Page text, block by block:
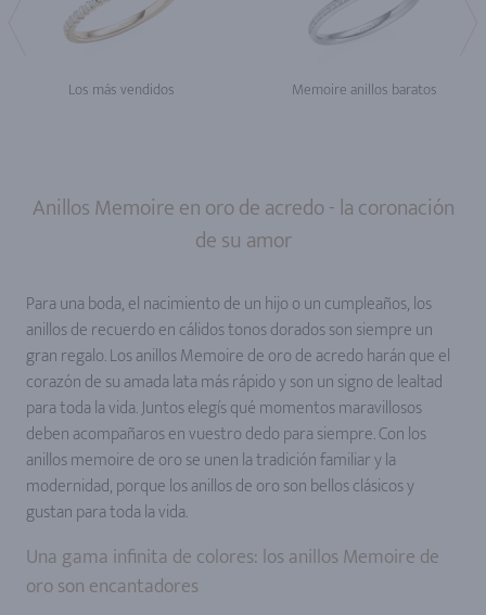
Los más vendidos Memoire anillos baratos
Anillos Memoire en oro de acredo - la coronación
de su amor
Para una boda, el nacimiento de un hijo o un cumpleaños, los
anillos de recuerdo en cálidos tonos dorados son siempre un
gran regalo. Los anillos Memoire de oro de acredo harán que el
corazón de su amada lata más rápido y son un signo de lealtad
para toda la vida. Juntos elegís qué momentos maravillosos
deben acompañaros en vuestro dedo para siempre. Con los
anillos memoire de oro se unen la tradición familiar y la
modernidad, porque los anillos de oro son bellos clásicos y
gustan para toda la vida.
Una gama infinita de colores: los anillos Memoire de
oro son encantadores